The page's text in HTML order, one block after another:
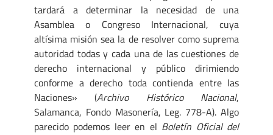
tardará a determinar la necesidad de una
Asamblea o Congreso Internacional, cuya
altísima misión sea la de resolver como suprema
autoridad todas y cada una de las cuestiones de
derecho internacional y público dirimiendo
conforme a derecho toda contienda entre las
Naciones» (Archivo Histórico Nacional,
Salamanca, Fondo Masonería, Leg. 778-A). Algo
parecido podemos leer en el Boletín Oficial del